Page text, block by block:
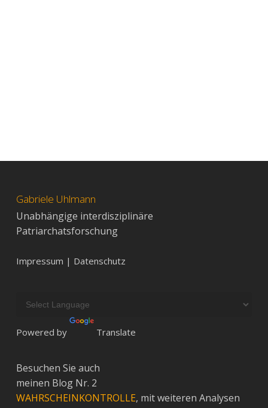
Gabriele Uhlmann
Unabhängige interdisziplinäre
Patriarchatsforschung
Impressum | Datenschutz
Powered by Translate
Besuchen Sie auch
meinen Blog Nr. 2
WAHRSCHEINKONTROLLE, mit weiteren Analysen